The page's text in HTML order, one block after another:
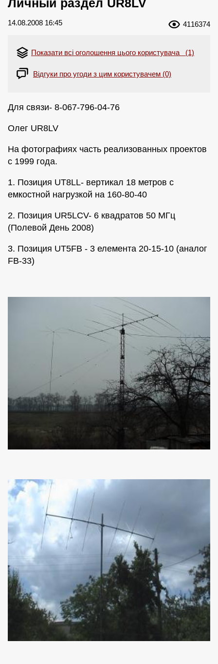
Личный раздел UR8LV
14.08.2008 16:45 4116374
Показати всі оголошення цього користувача (1)
Відгуки про угоди з цим користувачем (0)
Для связи- 8-067-796-04-76
Олег UR8LV
На фотографиях часть реализованных проектов
с 1999 года.
1. Позиция UT8LL- вертикал 18 метров с
емкостной нагрузкой на 160-80-40
2. Позиция UR5LCV- 6 квадратов 50 МГц
(Полевой День 2008)
3. Позиция UT5FB - 3 елемента 20-15-10 (аналог
FB-33)